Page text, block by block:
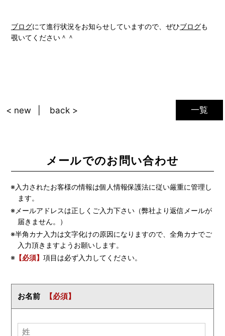
ブログにて進行状況をお知らせしていますので、ぜひブログも
覗いてください＾＾
一覧
< new back >
メールでのお問い合わせ
※入力されたお客様の情報は個人情報保護法に従い厳重に管理し
ます。
※メールアドレスは正しくご入力下さい（弊社より返信メールが
届きません。）
※半角カナ入力は文字化けの原因になりますので、全角カナでご
入力頂きますようお願いします。
※【必須】 項目は必ず入力してください。
お名前